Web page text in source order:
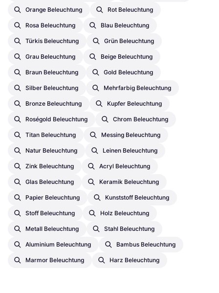
Orange Beleuchtung Rot Beleuchtung
Rosa Beleuchtung Blau Beleuchtung
Türkis Beleuchtung Grün Beleuchtung
Grau Beleuchtung Beige Beleuchtung
Braun Beleuchtung Gold Beleuchtung
Silber Beleuchtung Mehrfarbig Beleuchtung
Bronze Beleuchtung Kupfer Beleuchtung
Roségold Beleuchtung Chrom Beleuchtung
Titan Beleuchtung Messing Beleuchtung
Natur Beleuchtung Leinen Beleuchtung
Zink Beleuchtung Acryl Beleuchtung
Glas Beleuchtung Keramik Beleuchtung
Papier Beleuchtung Kunststoff Beleuchtung
Stoff Beleuchtung Holz Beleuchtung
Metall Beleuchtung Stahl Beleuchtung
Aluminium Beleuchtung Bambus Beleuchtung
Marmor Beleuchtung Harz Beleuchtung